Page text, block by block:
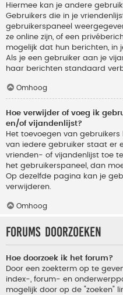
Hiermee kan je andere
Gebruikers die in je
gebruikerspaneel
ze online zijn, of een
mogelijk dat hun berichten, in
Als je een gebruiker aan je
haar berichten standaard
Omhoog
Hoe verwijder of voeg ik
en/of vijandenlijst?
Het toevoegen van
van iedere gebruiker staat er
vrienden- of vijandenlijst toe
het gebruikerspaneel, dan
Op dezelfde pagina kan je
verwijderen.
Omhoog
Forums doorzoeken
Hoe doorzoek ik het forum?
Door een zoekterm op te
index-, forum- en
mogelijk door op de "zoeken"